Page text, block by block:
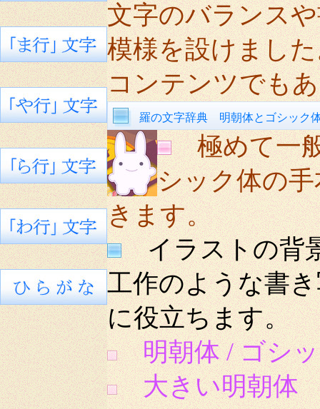
文字のバランス
模様を設けまし
コンテンツでも
羅の文字辞典 明朝体とゴシック
極めて一
シック体の
きます。
イラストの背
工作のような書
に役立ちます。
明朝体 / ゴシ
大きい明朝体